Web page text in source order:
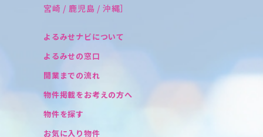
宮崎 / 鹿児島 / 沖縄］
よるみせナビについて
よるみせの窓口
開業までの流れ
物件掲載をお考えの方へ
物件を探す
お気に入り物件